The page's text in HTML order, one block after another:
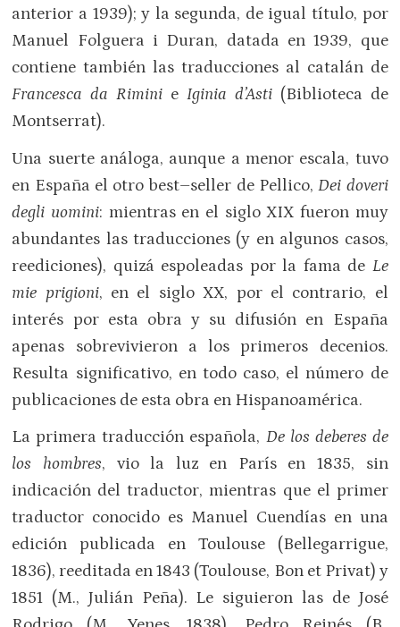
anterior a 1939); y la segunda, de igual título, por
Manuel Folguera i Duran, datada en 1939, que
contiene también las traducciones al catalán de
Francesca da Rimini e Iginia d’Asti(Biblioteca de
Montserrat).
Una suerte análoga, aunque a menor escala, tuvo
en España el otro best–seller de Pellico,Dei doveri
degli uomini: mientras en el siglo XIX fueron muy
abundantes las traducciones (y en algunos casos,
reediciones), quizá espoleadas por la fama de Le
mie prigioni, en el siglo XX, por el contrario, el
interés por esta obra y su difusión en España
apenas sobrevivieron a los primeros decenios.
Resulta significativo, en todo caso, el número de
publicaciones de esta obra en Hispanoamérica.
La primera traducción española, De los deberes de
los hombres, vio la luz en París en 1835, sin
indicación del traductor, mientras que el primer
traductor conocido es Manuel Cuendías en una
edición publicada en Toulouse (Bellegarrigue,
1836), reeditada en 1843 (Toulouse, Bon et Privat) y
1851 (M., Julián Peña). Le siguieron las de José